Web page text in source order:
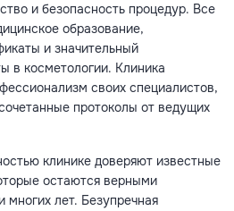
и безопасность процедур. Все
образование,
и значительный
в косметологии. Клиника
своих специалистов,
протоколы от ведущих
клинике доверяют известные
остаются верными
многих лет. Безупречная